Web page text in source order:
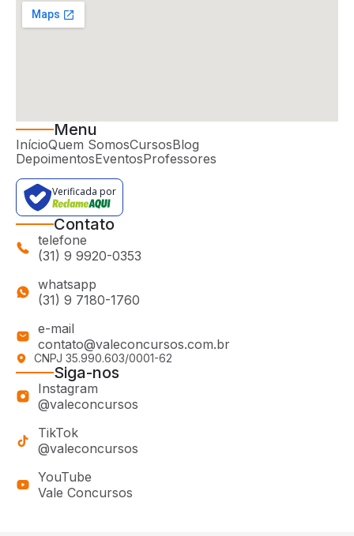
Menu
InícioQuem SomosCursosBlog
DepoimentosEventosProfessores
Verificada por
Contato
telefone
(31) 9 9920-0353
whatsapp
(31) 9 7180-1760
e-mail
contato@valeconcursos.com.br
CNPJ 35.990.603/0001-62
Siga-nos
Instagram
@valeconcursos
TikTok
@valeconcursos
YouTube
Vale Concursos